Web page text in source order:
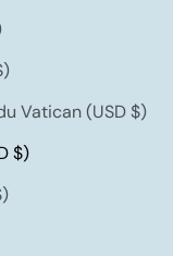
Vatican (USD $)
$)